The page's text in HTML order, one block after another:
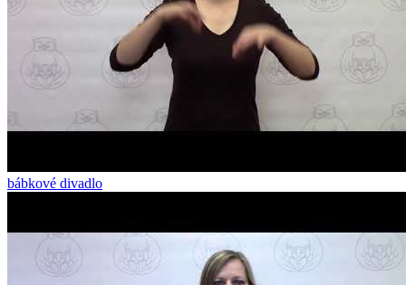
bábkové divadlo